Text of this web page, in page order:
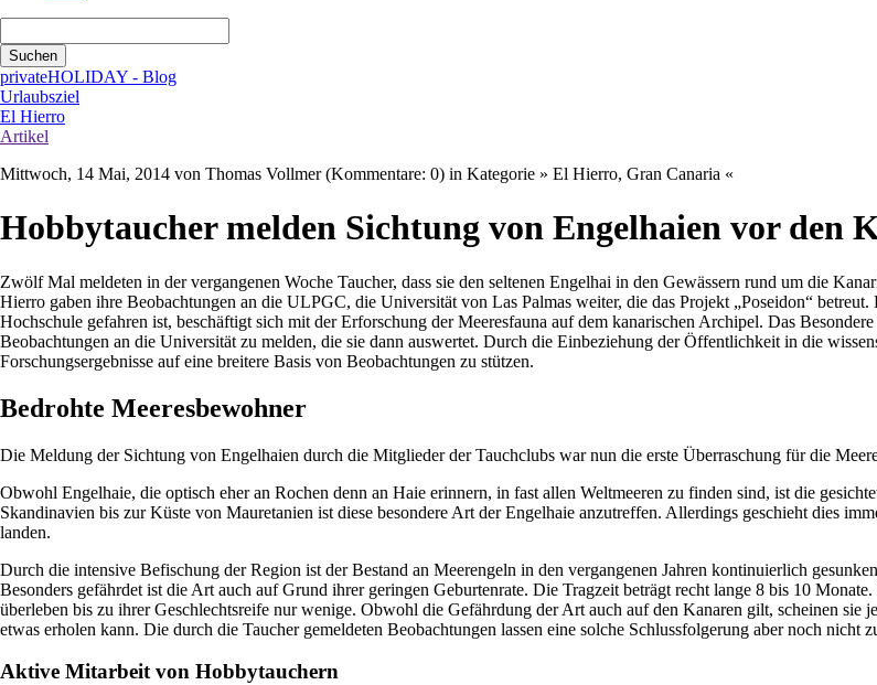
Suchen
privateHOLIDAY - Blog
Urlaubsziel
El Hierro
Artikel
Mittwoch, 14 Mai, 2014 von Thomas Vollmer (Kommentare: 0) in Kategorie » El Hierro, Gran Canaria «
Hobbytaucher melden Sichtung von Engelhaien vor den
Zwölf Mal meldeten in der vergangenen Woche Taucher, dass sie den seltenen Engelhai in den Gewässern rund um die
Hierro gaben ihre Beobachtungen an die ULPGC, die Universität von Las Palmas weiter, die das Projekt „Poseidon“
Hochschule gefahren ist, beschäftigt sich mit der Erforschung der Meeresfauna auf dem kanarischen Archipel. Das
Beobachtungen an die Universität zu melden, die sie dann auswertet. Durch die Einbeziehung der Öffentlichkeit in die
Forschungsergebnisse auf eine breitere Basis von Beobachtungen zu stützen.
Bedrohte Meeresbewohner
Die Meldung der Sichtung von Engelhaien durch die Mitglieder der Tauchclubs war nun die erste Überraschung für die
Obwohl Engelhaie, die optisch eher an Rochen denn an Haie erinnern, in fast allen Weltmeeren zu finden sind, ist die
Skandinavien bis zur Küste von Mauretanien ist diese besondere Art der Engelhaie anzutreffen. Allerdings geschieht dies
landen.
Durch die intensive Befischung der Region ist der Bestand an Meerengeln in den vergangenen Jahren kontinuierlich
Besonders gefährdet ist die Art auch auf Grund ihrer geringen Geburtenrate. Die Tragzeit beträgt recht lange 8 bis 10
überleben bis zu ihrer Geschlechtsreife nur wenige. Obwohl die Gefährdung der Art auch auf den Kanaren gilt, scheinen
etwas erholen kann. Die durch die Taucher gemeldeten Beobachtungen lassen eine solche Schlussfolgerung aber noch nicht
Aktive Mitarbeit von Hobbytauchern